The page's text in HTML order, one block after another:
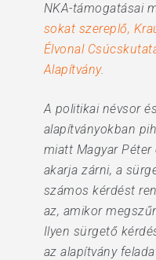
NKA-támogatásai
sokat szereplő,
Élvonal
Alapítvány.
A politikai névsor
alapítványokban
miatt Magyar
akarja zárni, a
számos kérdést
az, amikor
Ilyen sürgető
az alapítvány